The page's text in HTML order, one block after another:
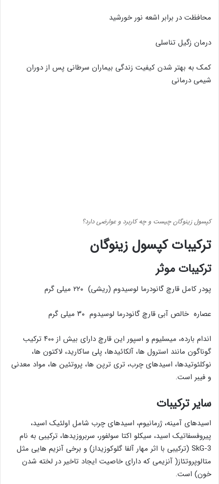
محافظت در برابر اشعه نور خورشید
درمان زگیل تناسلی
کمک به بهتر شدن کیفیت زندگی بیماران سرطانی پس از دوران
شیمی درمانی
کپسول زینوگان چیست و چه کاربرد و عوارضی دارد؟
ترکیبات کپسول زینوگان
ترکیبات موثر
پودر کامل قارچ گانودرما لوسیدوم (ریشی) ۲۲۰ میلی گرم
عصاره خالص آبی قارچ گانودرما لوسیدوم ۳۰ میلی گرم
اندام بارده، میسلیوم و اسپور این قارچ دارای بیش از ۴۰۰ ترکیب
گوناگون مانند استرول ها، آلکائیدها، پلی ساکارید، لاکتون ها،
نوکلئوتیدها، اسیدهای چرب، تری ترپن ها، پروتئین ها، مواد معدنی
و فیبر است.
سایر ترکیبات
اسیدهای آمینه، ژرمانیوم، اسیدهای چرب شامل اولئیک اسید،
پیروفسفاتیک اسید، سیکلو اکتا سولفور، سربروزیدها، ترکیبی به نام
SkG-3 (ترکیبی با اثر مهار آلفا گلوکوزیداز) و برخی آنزیم هایی مثل
متالوپروتئاز( آنزیمی که دارای خاصیت ایجاد تاخیر در لخته شدن
خون) است.